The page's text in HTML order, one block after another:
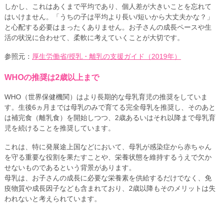
しかし、これはあくまで平均であり、個人差が大きいことを忘れて
はいけません。「うちの子は平均より長い/短いから大丈夫かな？」
と心配する必要はまったくありません。お子さんの成長ペースや生
活の状況に合わせて、柔軟に考えていくことが大切です。
参照元： 厚生労働省/授乳・離乳の支援ガイド（2019年）
WHOの推奨は2歳以上まで
WHO（世界保健機関）はより長期的な母乳育児の推奨をしていま
す。生後6ヵ月までは母乳のみで育てる完全母乳を推奨し、そのあと
は補完食（離乳食）を開始しつつ、2歳あるいはそれ以降まで母乳育
児を続けることを推奨しています。
これは、特に発展途上国などにおいて、母乳が感染症から赤ちゃん
を守る重要な役割を果たすことや、栄養状態を維持するうえで欠か
せないものであるという背景があります。
母乳は、お子さんの成長に必要な栄養素を供給するだけでなく、免
疫物質や成長因子なども含まれており、2歳以降もそのメリットは失
われないと考えられています。